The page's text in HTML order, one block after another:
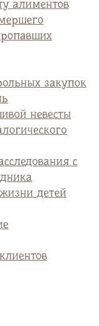
алиментов
закупок
невесты
с
детей